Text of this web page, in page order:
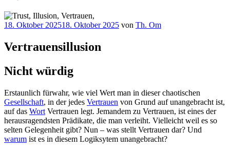
Veröffentlicht
18. Oktober 202518. Oktober 2025 von Th. Om
Vertrauensillusion
Nicht würdig
Erstaunlich fürwahr, wie viel Wert man in dieser chaotischen
Gesellschaft, in der jedes Vertrauen von Grund auf unangebracht ist,
auf das Wort Vertrauen legt. Jemandem zu Vertrauen, ist eines der
herausragendsten Prädikate, die man verleiht. Vielleicht weil es so
selten Gelegenheit gibt? Nun – was stellt Vertrauen dar? Und
warum ist es in diesem Logiksytem unangebracht?